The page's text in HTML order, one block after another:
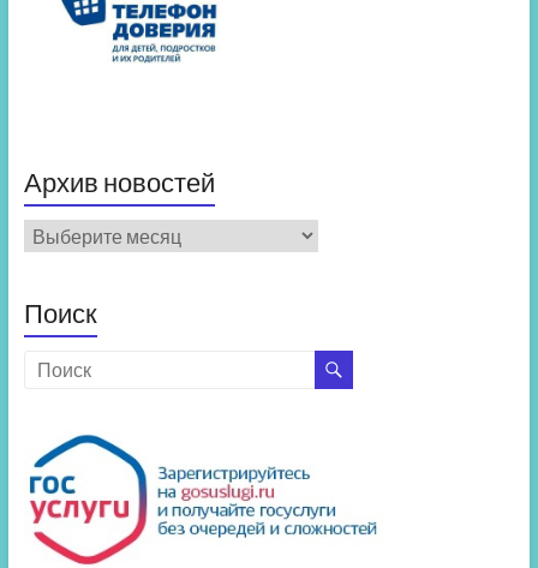
Архив новостей
Архив
новостей
Поиск